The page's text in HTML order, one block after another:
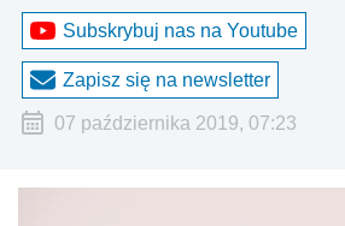
Subskrybuj nas na Youtube
Zapisz się na newsletter
07 października 2019, 07:23